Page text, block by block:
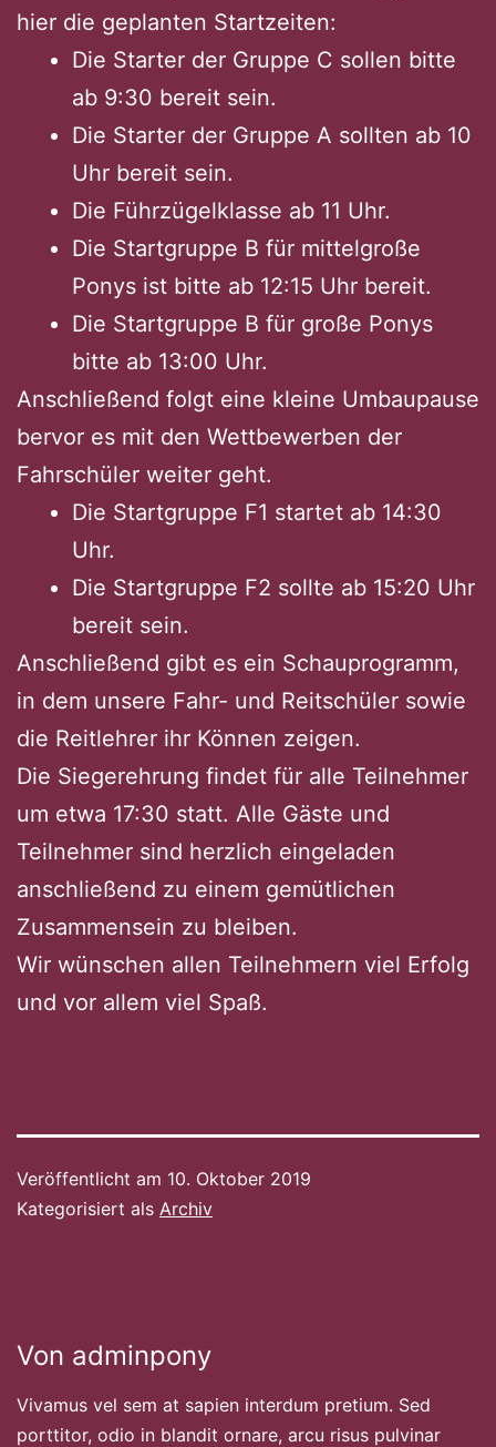
hier die geplanten Startzeiten:
Die Starter der Gruppe C sollen bitte
ab 9:30 bereit sein.
Die Starter der Gruppe A sollten ab 10
Uhr bereit sein.
Die Führzügelklasse ab 11 Uhr.
Die Startgruppe B für mittelgroße
Ponys ist bitte ab 12:15 Uhr bereit.
Die Startgruppe B für große Ponys
bitte ab 13:00 Uhr.
Anschließend folgt eine kleine Umbaupause
bervor es mit den Wettbewerben der
Fahrschüler weiter geht.
Die Startgruppe F1 startet ab 14:30
Uhr.
Die Startgruppe F2 sollte ab 15:20 Uhr
bereit sein.
Anschließend gibt es ein Schauprogramm,
in dem unsere Fahr- und Reitschüler sowie
die Reitlehrer ihr Können zeigen.
Die Siegerehrung findet für alle Teilnehmer
um etwa 17:30 statt. Alle Gäste und
Teilnehmer sind herzlich eingeladen
anschließend zu einem gemütlichen
Zusammensein zu bleiben.
Wir wünschen allen Teilnehmern viel Erfolg
und vor allem viel Spaß.
Veröffentlicht am 10. Oktober 2019
Kategorisiert als Archiv
Von adminpony
Vivamus vel sem at sapien interdum pretium. Sed
porttitor, odio in blandit ornare, arcu risus pulvinar